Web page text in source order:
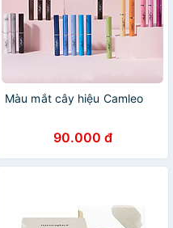
Màu mắt cây hiệu Camleo
90.000 đ